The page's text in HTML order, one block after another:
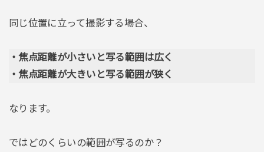
同じ位置に立って撮影する場合、
・焦点距離が小さいと写る範囲は広く
・焦点距離が大きいと写る範囲が狭く
なります。
ではどのくらいの範囲が写るのか？